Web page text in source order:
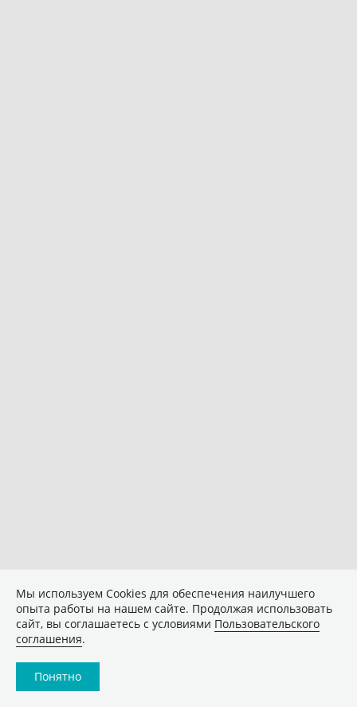
Мы используем Сookies для обеспечения наилучшего
опыта работы на нашем сайте. Продолжая использовать
сайт, вы соглашаетесь с условиями Пользовательского
соглашения.
Понятно